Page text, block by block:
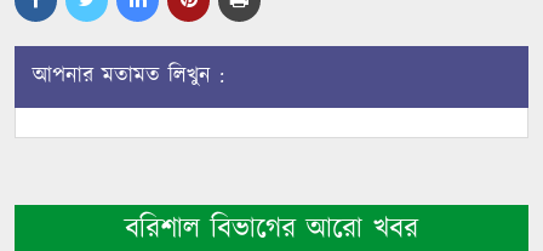
আপনার মতামত লিখুন :
বরিশাল বিভাগের আরো খবর